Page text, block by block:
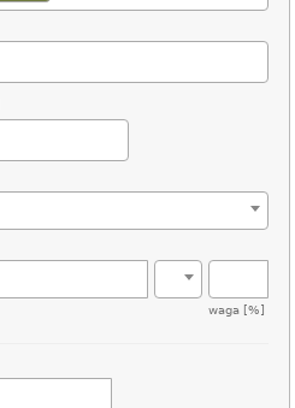
waga [%]